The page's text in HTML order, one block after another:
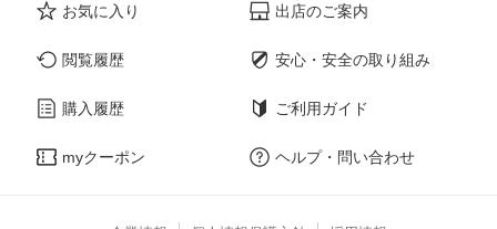
お気に入り
閲覧履歴
購入履歴
myクーポン
出店のご案内
安心・安全の取り組み
ご利用ガイド
ヘルプ・問い合わせ